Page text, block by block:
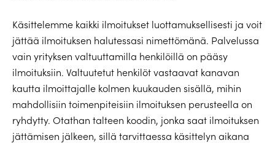
Käsittelemme kaikki ilmoitukset luottamuksellisesti ja voit
jättää ilmoituksen halutessasi nimettömänä. Palvelussa
vain yrityksen valtuuttamilla henkilöillä on pääsy
ilmoituksiin. Valtuutetut henkilöt vastaavat kanavan
kautta ilmoittajalle kolmen kuukauden sisällä, mihin
mahdollisiin toimenpiteisiin ilmoituksen perusteella on
ryhdytty. Otathan talteen koodin, jonka saat ilmoituksen
jättämisen jälkeen, sillä tarvittaessa käsittelyn aikana